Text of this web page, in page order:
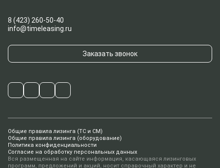
8 (423) 260-50-40
info@timeleasing.ru
Заказать звонок
Общие правила лизинга (ТС и СМ)
Общие правила лизинга (оборудование)
Политика конфиденциальности
Согласие на обработку персональных данных
Вся размещенная на сайте информация, касающаяся лизинговых
программ, предложений и акций, носит справочный характер и не